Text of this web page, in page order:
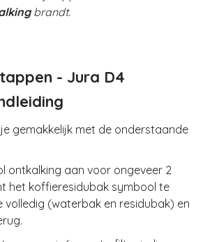
brandt.
- Jura D4
gemakkelijk met de onderstaande
ontkalking aan voor ongeveer 2
het koffieresidubak symbool te
volledig (waterbak en residubak) en